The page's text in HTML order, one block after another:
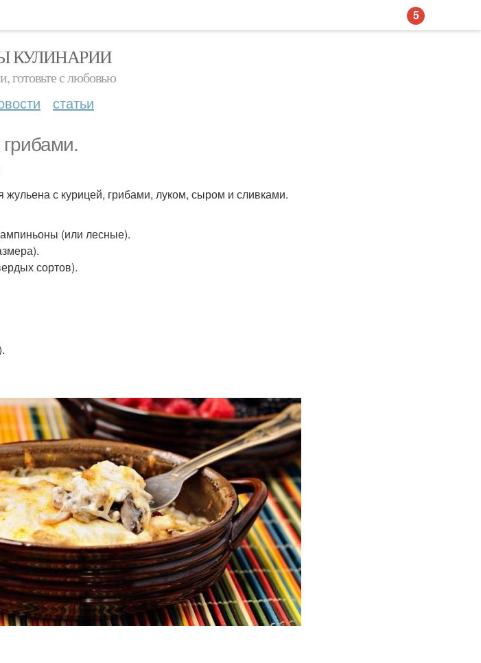
КУЛИНАРИИ
готовьте с любовью
статьи
с курицей, грибами, луком, сыром и сливками.
(или лесные).
сортов).
5